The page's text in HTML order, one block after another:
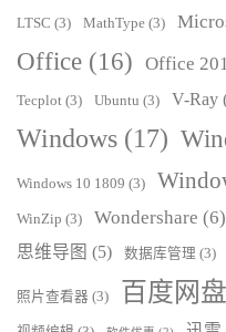
LTSC (3) MathType (3)
Office (16) Office
Tecplot (3) Ubuntu (3) V-Ray
Windows (17)
Windows 10 1809 (3)
WinZip (3) Wondershare (6)
思维导图 (5) 数据库管理 (3)
照片查看器 (3) 百度网盘